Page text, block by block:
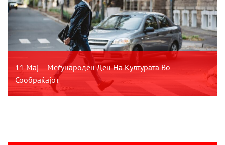
11 Мај – Меѓународен Ден На Културата Во
Сообраќајот